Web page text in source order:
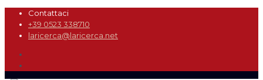
Contattaci
+39 0523 338710
laricerca@laricerca.net